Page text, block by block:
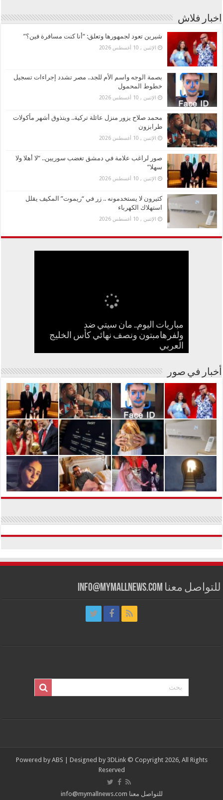
اخبار فلاش
شيرين تعود لجمهورها وتعلق: “أنا كنت مسافرة فين؟”
الإثنين , 10 أغسطس 2026
بصمة الوجه واسم الأم للجد.. مصر تشدد إجراءات تسجيل
خطوط المحمول
الإثنين , 10 أغسطس 2026
محمد صلاح يزور منزل عائلة تركية.. ويتذوق أشهر مأكولات
طرابزون
الإثنين , 10 أغسطس 2026
صور لراغب علامة في دمشق تغضب سوريين.. “لا أهلا ولا
سهلا”
الإثنين , 10 أغسطس 2026
كثيرون لا يستخدمونه .. زر في “ريموت” المكيف يقلل
استهلاك الكهرباء
الإثنين , 10 أغسطس 2026
مباريات اليوم.. مان سيتي ضد
ولفرهامبتون ونصف نهائي كأس الخليج
العربي
شيرين تعود لجمهورها وتعلق: “أنا كنت
مسافرة فين؟”
بصمة الوجه واسم الأم للجد.. مصر تشدد
إجراءات تسجيل خطوط المحمول
محمد صلاح يزور منزل عائلة تركية..
ويتذوق أشهر مأكولات طرابزون
صور لراغب علامة في دمشق تغضب
سوريين.. “لا أهلا ولا سهلا”
كثيرون لا يستخدمونه .. زر في “ريموت”
المكيف يقلل استهلاك الكهرباء
أخبار في صور
للتواصل معنا info@mymallnews.com
Powered by ABS | Designed by 3DLink© Copyright 2026, All Rights
Reserved
للتواصل معنا info@mymallnews.com